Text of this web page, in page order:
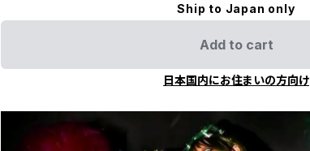
Ship to Japan only
Add to cart
日本国内にお住まいの方向け